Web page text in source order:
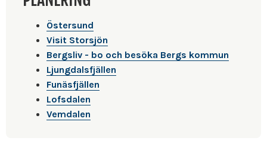
Östersund
Visit Storsjön
Bergsliv - bo och besöka Bergs kommun
Ljungdalsfjällen
Funäsfjällen
Lofsdalen
Vemdalen